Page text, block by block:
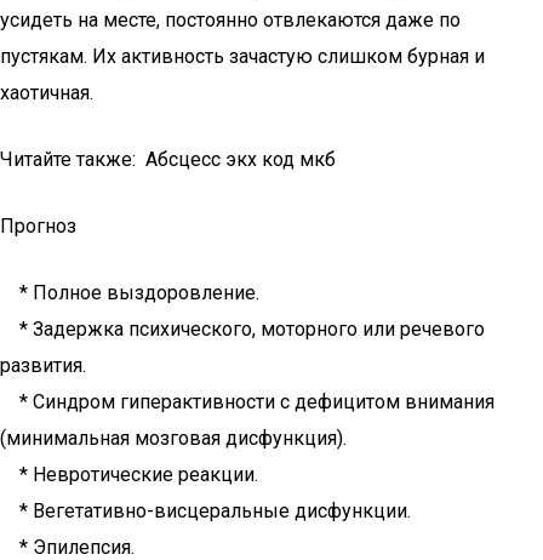
усидеть на месте, постоянно отвлекаются даже по
пустякам. Их активность зачастую слишком бурная и
хаотичная.
Читайте также: Абсцесс экх код мкб
Прогноз
* Полное выздоровление.
* Задержка психического, моторного или речевого
развития.
* Синдром гиперактивности с дефицитом внимания
(минимальная мозговая дисфункция).
* Невротические реакции.
* Вегетативно-висцеральные дисфункции.
* Эпилепсия.